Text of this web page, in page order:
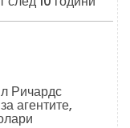
Ричардс
агентите,